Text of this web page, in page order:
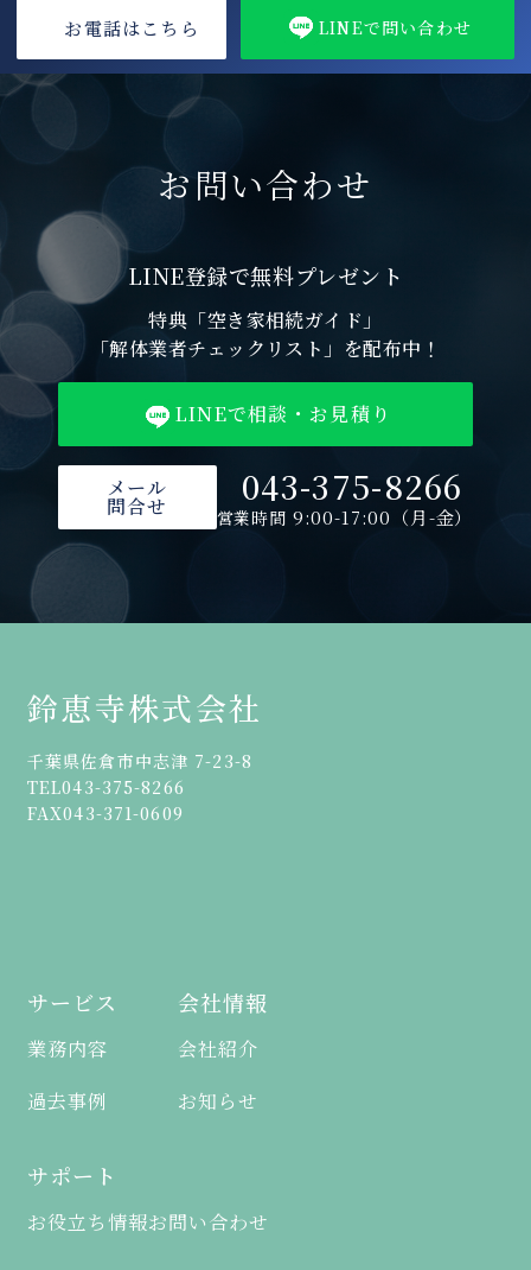
お電話はこちら LINEで問い合わせ
お問い合わせ
LINE登録で無料プレゼント
特典「空き家相続ガイド」
「解体業者チェックリスト」を配布中！
LINEで相談・お見積り
メール
問合せ 043-375-8266
営業時間 9:00-17:00（月-金）
鈴恵寺株式会社
千葉県佐倉市中志津 7-23-8
TEL043-375-8266
FAX043-371-0609
サービス
業務内容
過去事例
会社情報
会社紹介
お知らせ
サポート
お役立ち情報お問い合わせ